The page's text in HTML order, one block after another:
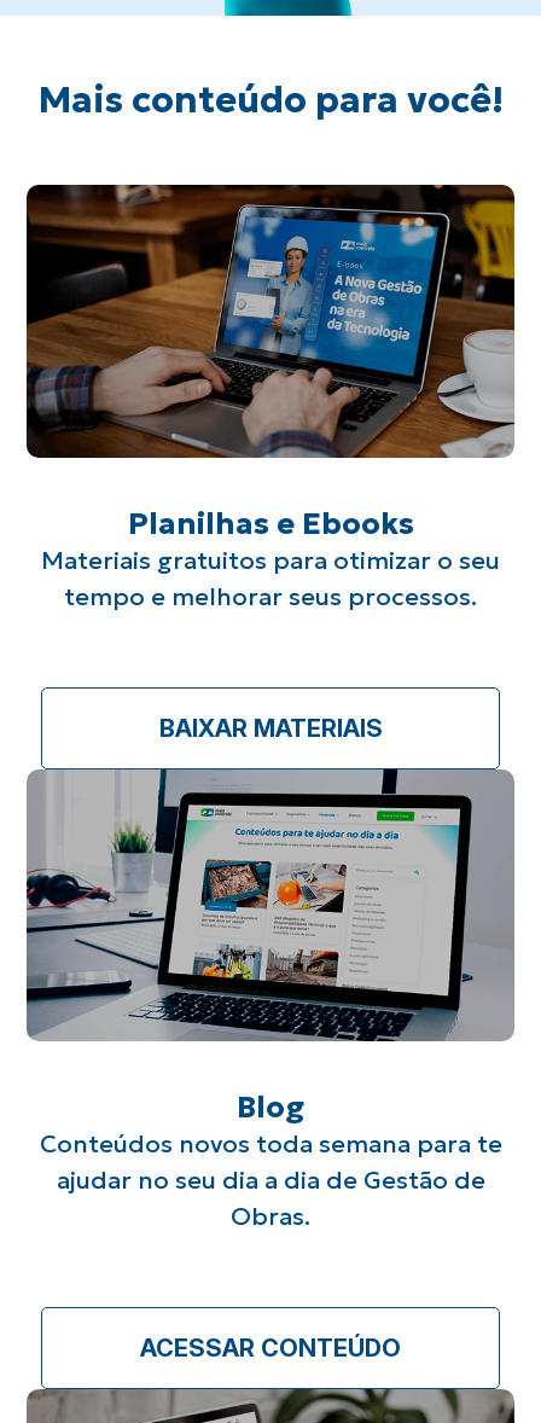
Mais conteúdo para você!
Planilhas e Ebooks
Materiais gratuitos para otimizar o seu
tempo e melhorar seus processos.
BAIXAR MATERIAIS
Blog
Conteúdos novos toda semana para te
ajudar no seu dia a dia de Gestão de
Obras.
ACESSAR CONTEÚDO